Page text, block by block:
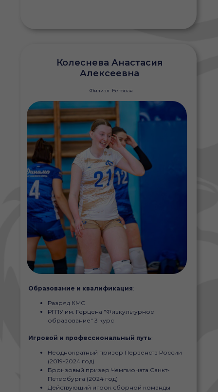
Колеснева Анастасия
Алексеевна
Филиал: Беговая
Образование и квалификация:
Разряд КМС
РГПУ им. Герцена "Физкультурное
образование" 3 курс
Игровой и профессиональный путь:
Неоднократный призер Первенств России
(2019-2024 год)
Бронзовый призер Чемпионата Санкт-
Петербурга (2024 год)
Действующий игрок сборной команды